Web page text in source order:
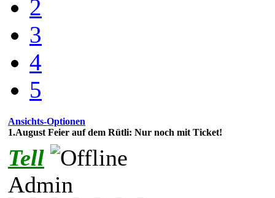
2
3
4
5
Ansichts-Optionen
1.August Feier auf dem Rütli: Nur noch mit Ticket!
Tell
Admin